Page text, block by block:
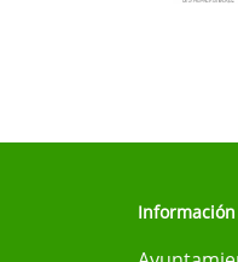
Información